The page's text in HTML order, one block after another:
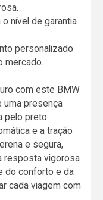
nível de garantia
personalizado
mercado.
com este BMW
uma presença
pelo preto
e a tração
e segura,
resposta vigorosa
do conforto e da
cada viagem com